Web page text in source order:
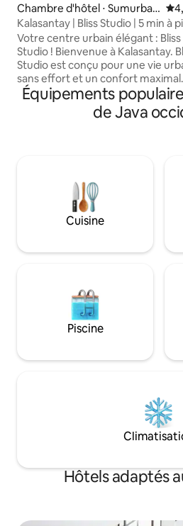
Chambre d'hôtel ⋅ Sumurban
dung
Kalasantay | Bliss Studio | 5 min à
Braga
Votre centre urbain élégant : Bliss
Studio ! Bienvenue à Kalasantay. Bliss
Studio est conçu pour une vie
sans effort et un confort
n'êtes qu'à 5 minutes à pied de
Street et des meilleurs cafés de la
vivez avec style, sans les tracas Idéal
salle de bain privée. Un excellent
et un accès facile à la ville (Remarque : le
parking sur place n'est pas fourni) Vivez
avec style, marchez partout.
Équipements
de Java
Cuisine
Piscine
Hôtels adaptés